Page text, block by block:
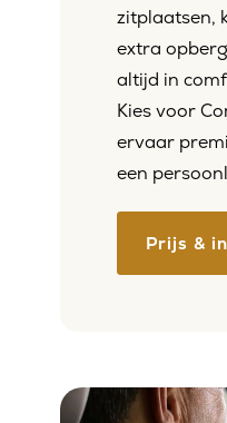
zitplaatsen,
extra
altijd in
Kies voor
ervaar
een
Prijs &